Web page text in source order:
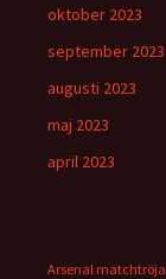
oktober 2023
september 2023
augusti 2023
maj 2023
april 2023
Arsenal matchtröja